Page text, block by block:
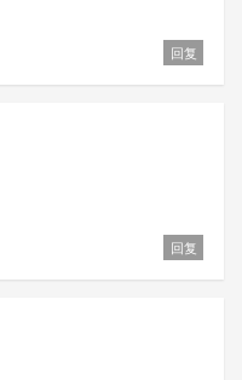
回复
回复